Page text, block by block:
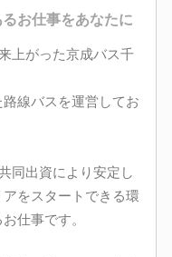
お仕事をあなたに
上がった京成バス千
線バスを運営してお
同出資により安定し
をスタートできる環
仕事です。